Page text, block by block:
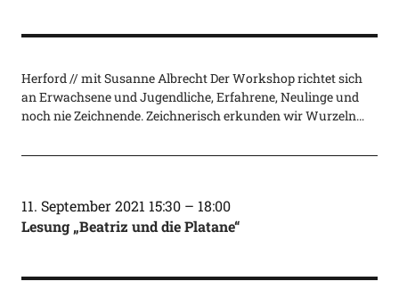
Herford // mit Susanne Albrecht Der Workshop richtet sich
an Erwachsene und Jugendliche, Erfahrene, Neulinge und
noch nie Zeichnende. Zeichnerisch erkunden wir Wurzeln…
11. September 2021 15:30– 18:00
Lesung „Beatriz und die Platane“